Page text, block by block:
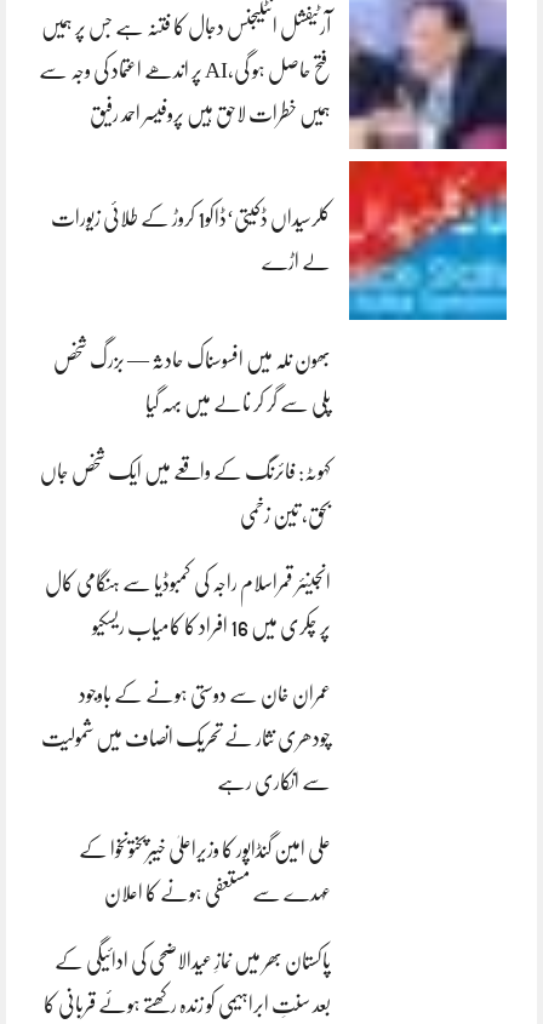
آرٹیفشل انٹلیجنس دجال کا فتنہ ہے جس پر ہمیں
فتح حاصل ہو گی،AI پر اندھے اعتماد کی وجہ سے
ہمیں خطرات لاحق ہیں پروفیسر احمد رفیق
کلرسیداں ڈکیتی‘ڈاکو1 کروڑ کے طلائی زیورات
لے اڑے
بھون نلہ میں افسوسناک حادثہ — بزرگ شخص
پلی سے گر کر نالے میں بہہ گیا
کہوٹہ: فائرنگ کے واقعے میں ایک شخص جاں
بحق، تین زخمی
انجینئر قمراسلام راجہ کی کمبوڈیا سے ہنگامی کال
پر چکری میں 16 افراد کا کامیاب ریسکیو
عمران خان سے دوستی ہونے کے باوجود
چودھری نثار نے تحریک انصاف میں شمولیت
سے انکاری رہے
علی امین گنڈاپور کا وزیراعلیٰ خیبرپختونخوا کے
عہدے سے مستعفی ہونے کا اعلان
پاکستان بھر میں نمازِ عیدالاضحی کی ادائیگی کے
بعد سنتِ ابراہیمی کو زندہ رکھتے ہوئے قربانی کا